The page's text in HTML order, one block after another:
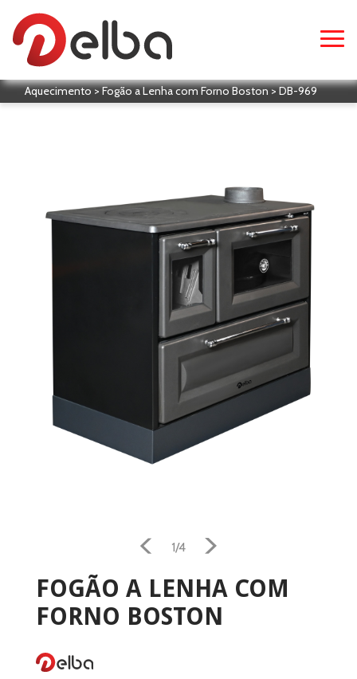
Aquecimento > Fogão a Lenha com Forno Boston > DB-969
1/4
FOGÃO A LENHA COM
FORNO BOSTON